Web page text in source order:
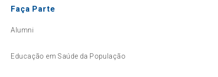
Faça Parte
Alumni
Educação em Saúde da População